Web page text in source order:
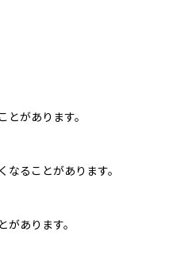
があります。
ることがあります。
あります。